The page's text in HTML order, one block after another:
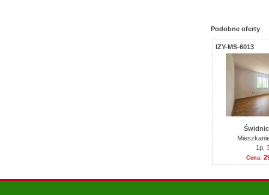
Podobne oferty
IZY-MS-6013
1p,
Cena: